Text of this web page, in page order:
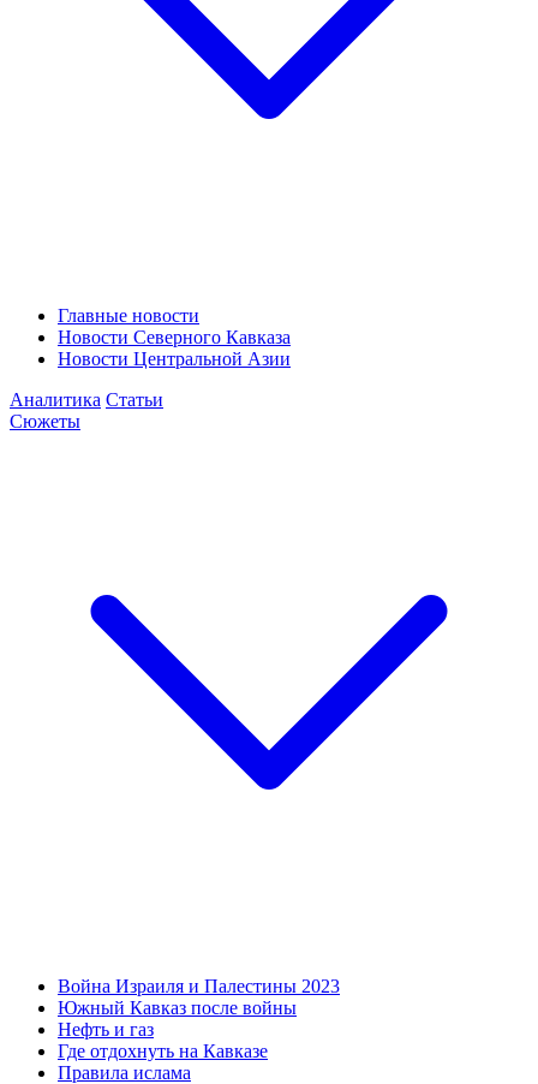
Главные новости
Новости Северного Кавказа
Новости Центральной Азии
Аналитика Статьи
Сюжеты
Война Израиля и Палестины 2023
Южный Кавказ после войны
Нефть и газ
Где отдохнуть на Кавказе
Правила ислама